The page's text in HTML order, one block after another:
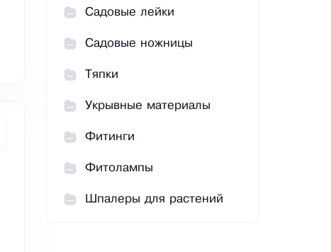
Садовые лейки
Садовые ножницы
Тяпки
Укрывные материалы
Фитинги
Фитолампы
Шпалеры для растений